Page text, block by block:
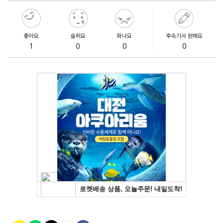
좋아요
1
슬퍼요
0
화나요
0
후속기사 원해요
0